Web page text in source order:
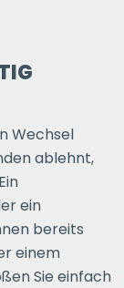
Wechsel
ablehnt,
ein
bereits
einem
Sie einfach